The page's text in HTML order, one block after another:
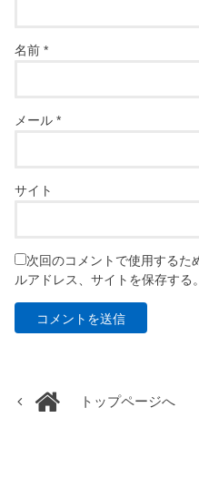
名前*
メール*
サイト
次回のコメントで使用するた
ルアドレス、サイトを保存する。
トップページへ